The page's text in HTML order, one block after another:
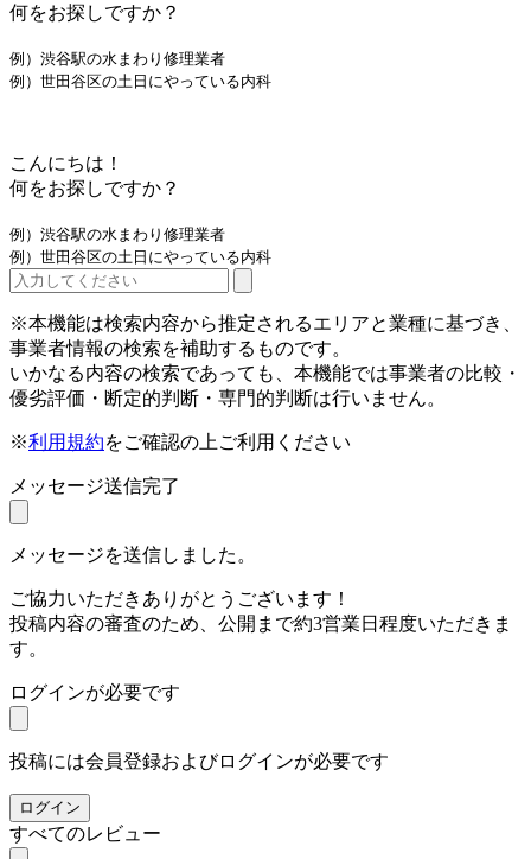
何をお探しですか？
例）渋谷駅の水まわり修理業者
例）世田谷区の土日にやっている内科
こんにちは！
何をお探しですか？
例）渋谷駅の水まわり修理業者
例）世田谷区の土日にやっている内科
※本機能は検索内容から推定されるエリアと業種に基づき、
事業者情報の検索を補助するものです。
いかなる内容の検索であっても、本機能では事業者の比較・
優劣評価・断定的判断・専門的判断は行いません。
※利用規約をご確認の上ご利用ください
メッセージ送信完了
メッセージを送信しました。
ご協力いただきありがとうございます！
投稿内容の審査のため、公開まで約3営業日程度いただきま
す。
ログインが必要です
投稿には会員登録およびログインが必要です
ログイン
すべてのレビュー